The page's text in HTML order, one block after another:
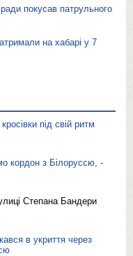
покусав патрульного
на хабарі у 7
під свій ритм
кордон з Білоруссю, -
Степана Бандери
в укриття через